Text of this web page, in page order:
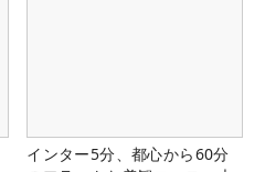
インター5分、都心から60分